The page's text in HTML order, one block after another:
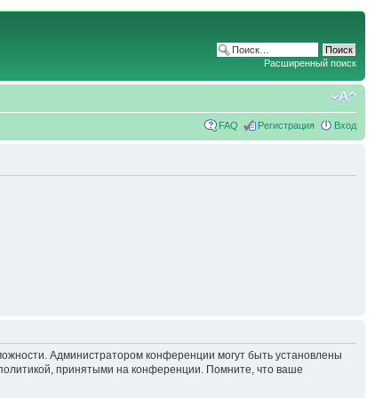
Расширенный поиск
FAQ Регистрация Вход
Администратором конференции могут быть установлены
принятыми на конференции. Помните, что ваше